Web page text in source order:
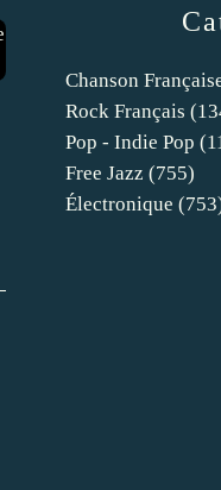
Chanson
Rock Français
Pop - Indie Pop
Free Jazz (755)
Électronique